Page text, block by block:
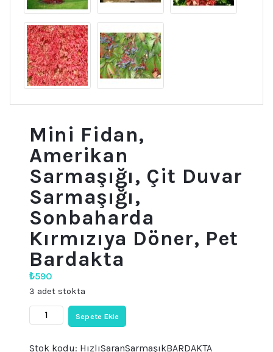
Mini Fidan,
Amerikan
Sarmaşığı, Çit Duvar
Sarmaşığı,
Sonbaharda
Kırmızıya Döner, Pet
Bardakta
₺590
3 adet stokta
Mini
Fidan,
Amerikan
Çit
Sepete Ekle
Stok kodu: HızlıSaranSarmaşıkBARDAKTA